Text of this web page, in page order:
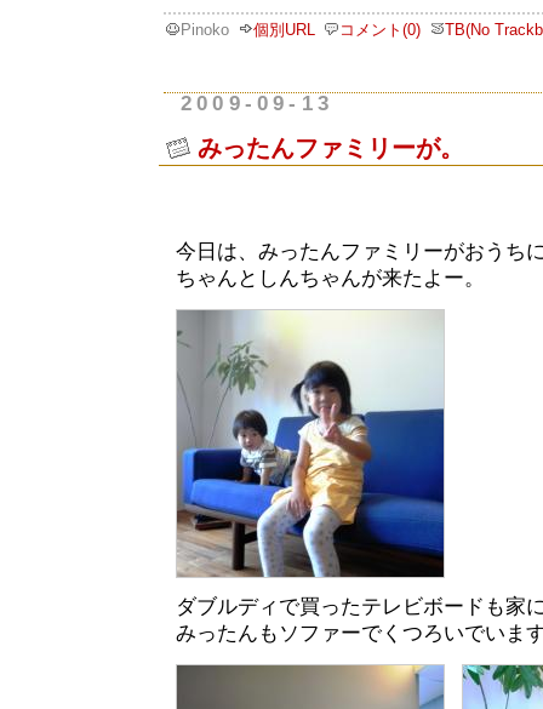
Pinoko 個別URL コメント(0) TB(No
2009-09-13
みったんファミリーが。
今日は、みったんファミリーがおうち
ちゃんとしんちゃんが来たよー。
ダブルディで買ったテレビボードも家
みったんもソファーでくつろいでいま